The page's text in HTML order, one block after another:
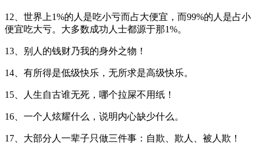
12、世界上1%的人是吃小亏而占大便宜，而99%的人是占小
便宜吃大亏。大多数成功人士都源于那1%。
13、别人的钱财乃我的身外之物！
14、有所得是低级快乐，无所求是高级快乐。
15、人生自古谁无死，哪个拉屎不用纸！
16、一个人炫耀什么，说明内心缺少什么。
17、大部分人一辈子只做三件事：自欺、欺人、被人欺！